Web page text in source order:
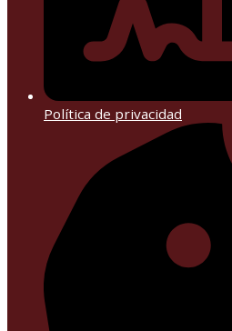
Política de privacidad